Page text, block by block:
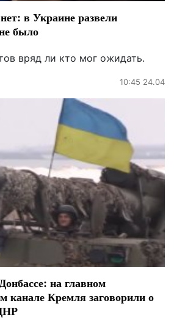
в Украине развели
было
вряд ли кто мог ожидать.
10:45 24.04
на главном
канале Кремля заговорили о